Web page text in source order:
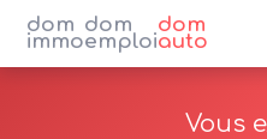
dom
immo
dom
emploi
dom
auto
Vous